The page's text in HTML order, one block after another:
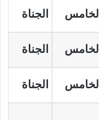
الخامس الجناة
الخامس الجناة
الخامس الجناة